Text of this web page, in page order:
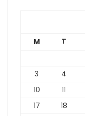
M
T
3
4
10
11
17
18